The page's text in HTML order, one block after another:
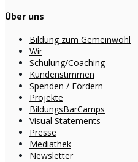
Über uns
Bildung zum Gemeinwohl
Wir
Schulung/Coaching
Kundenstimmen
Spenden / Fördern
Projekte
BildungsBarCamps
Visual Statements
Presse
Mediathek
Newsletter